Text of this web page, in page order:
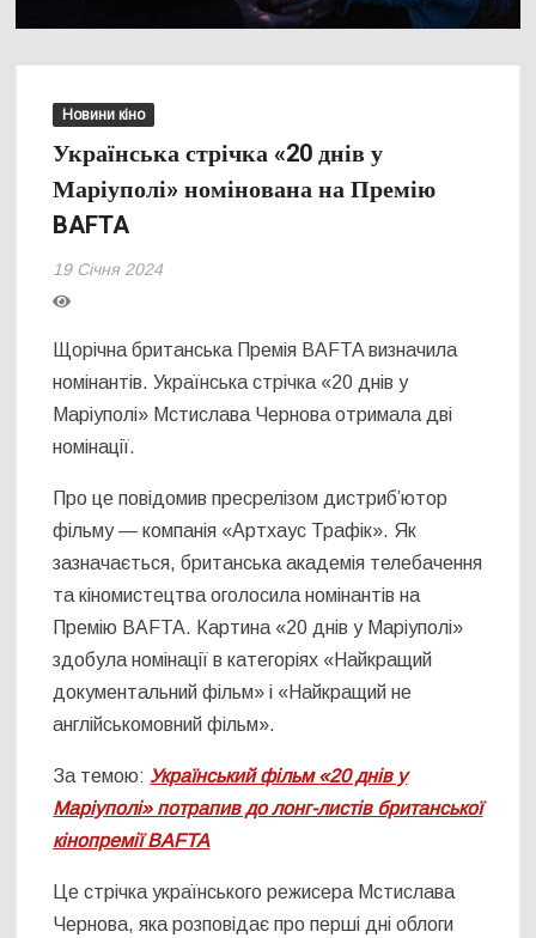
Новини кіно
Українська стрічка «20 днів у
Маріуполі» номінована на Премію
BAFTA
19 Січня 2024
Щорічна британська Премія BAFTA визначила
номінантів. Українська стрічка «20 днів у
Маріуполі» Мстислава Чернова отримала дві
номінації.
Про це повідомив пресрелізом дистриб’ютор
фільму — компанія «Артхаус Трафік». Як
зазначається, британська академія телебачення
та кіномистецтва оголосила номінантів на
Премію BAFTA. Картина «20 днів у Маріуполі»
здобула номінації в категоріях «Найкращий
документальний фільм» і «Найкращий не
англійськомовний фільм».
За темою: Український фільм «20 днів у
Маріуполі» потрапив до лонг-листів британської
кінопремії BAFTA
Це стрічка українського режисера Мстислава
Чернова, яка розповідає про перші дні облоги